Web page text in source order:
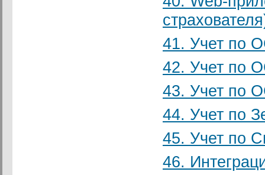
41. Учет по
42. Учет по
43. Учет по
44. Учет по
45. Учет по
46.